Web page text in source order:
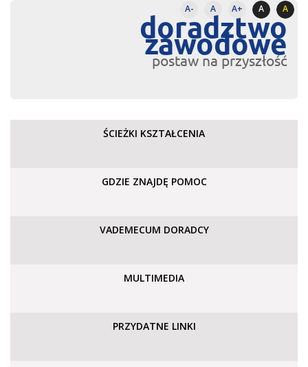
A- A A+ A A
doradztwo
zawodowe
postaw na przyszłość
ŚCIEŻKI KSZTAŁCENIA
GDZIE ZNAJDĘ POMOC
VADEMECUM DORADCY
MULTIMEDIA
PRZYDATNE LINKI